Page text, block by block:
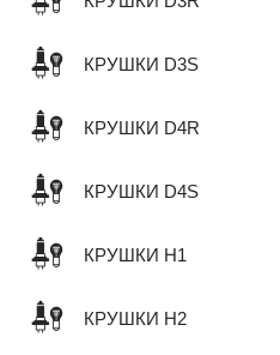
КРУШКИ D3S
КРУШКИ D4R
КРУШКИ D4S
КРУШКИ H1
КРУШКИ H2